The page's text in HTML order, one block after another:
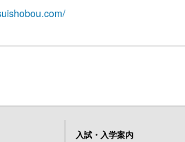
入試・入学案内